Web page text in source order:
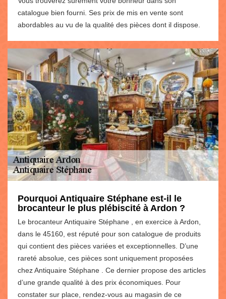
catalogue bien fourni. Ses prix de mis en vente sont
abordables au vu de la qualité des pièces dont il dispose.
Pourquoi Antiquaire Stéphane est-il le
brocanteur le plus plébiscité à Ardon ?
Le brocanteur Antiquaire Stéphane , en exercice à Ardon,
dans le 45160, est réputé pour son catalogue de produits
qui contient des pièces variées et exceptionnelles. D’une
rareté absolue, ces pièces sont uniquement proposées
chez Antiquaire Stéphane . Ce dernier propose des articles
d’une grande qualité à des prix économiques. Pour
constater sur place, rendez-vous au magasin de ce